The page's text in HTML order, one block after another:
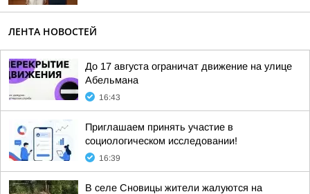
ЛЕНТА НОВОСТЕЙ
До 17 августа ограничат движение на улице
Абельмана
16:43
Приглашаем принять участие в
социологическом исследовании!
16:39
В селе Сновицы жители жалуются на